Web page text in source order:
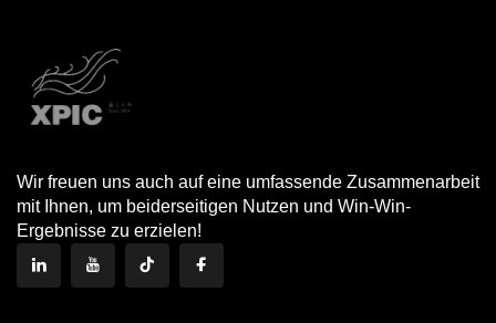
Wir freuen uns auch auf eine umfassende Zusammenarbeit
mit Ihnen, um beiderseitigen Nutzen und Win-Win-
Ergebnisse zu erzielen!